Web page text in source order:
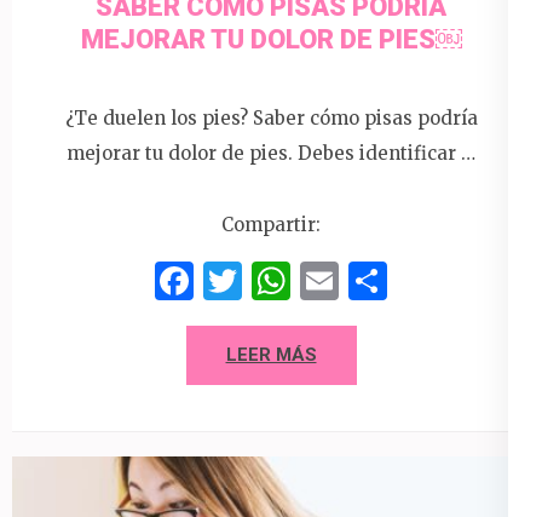
SABER CÓMO PISAS PODRÍA
MEJORAR TU DOLOR DE PIES￼
¿Te duelen los pies? Saber cómo pisas podría
mejorar tu dolor de pies. Debes identificar …
Compartir:
Facebook
Twitter
WhatsApp
Email
LEER MÁS